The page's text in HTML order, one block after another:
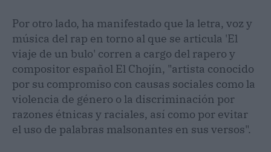
Por otro lado, ha manifestado que la letra, voz y
música del rap en torno al que se articula 'El
viaje de un bulo' corren a cargo del rapero y
compositor español El Chojín, "artista conocido
por su compromiso con causas sociales como la
violencia de género o la discriminación por
razones étnicas y raciales, así como por evitar
el uso de palabras malsonantes en sus versos".